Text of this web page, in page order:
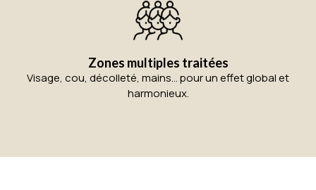
Zones multiples traitées
Visage, cou, décolleté, mains… pour un effet global et
harmonieux.